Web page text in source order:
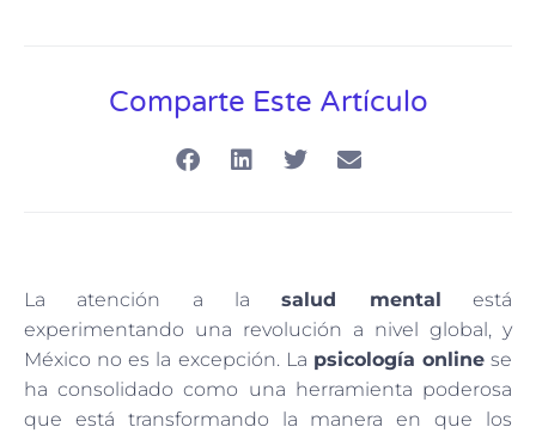
Comparte Este Artículo
La atención a lasalud mental está
experimentando una revolución a nivel global, y
México no es la excepción. La psicología onlinese
ha consolidado como una herramienta poderosa
que está transformando la manera en que los